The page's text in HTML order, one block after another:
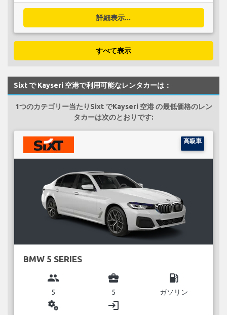
詳細表示...
すべて表示
Sixt で Kayseri 空港で利用可能なレンタカーは：
1つのカテゴリー当たりSixt でKayseri 空港 の最低価格のレン
タカーは次のとおりです:
高級車
BMW 5 SERIES
group
5
business_center
5
local_gas_station
ガソリン
miscellaneous_services login